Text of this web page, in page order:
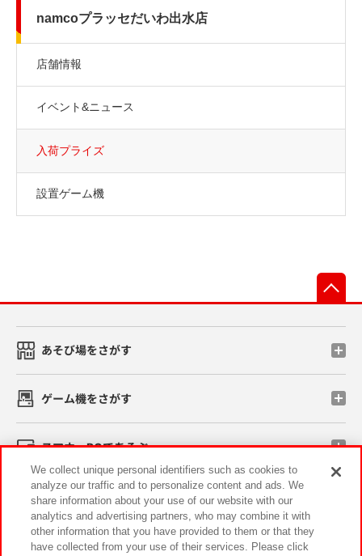
namcoプラッセだいわ出水店
店舗情報
イベント&ニュース
入荷プライズ
設置ゲーム機
あそび場をさがす
ゲーム機をさがす
スマホ・PCであそぶ
イベント・キャンペーン
We collect unique personal identifiers such as cookies to
analyze our traffic and to personalize content and ads. We
share information about your use of our website with our
analytics and advertising partners, who may combine it with
other information that you have provided to them or that they
have collected from your use of their services. Please click